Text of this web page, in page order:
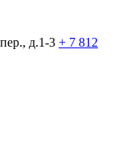
д.1-3 + 7 812